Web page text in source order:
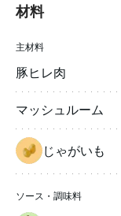
材料
主材料
豚ヒレ肉
マッシュルーム
じゃがいも
ソース・調味料